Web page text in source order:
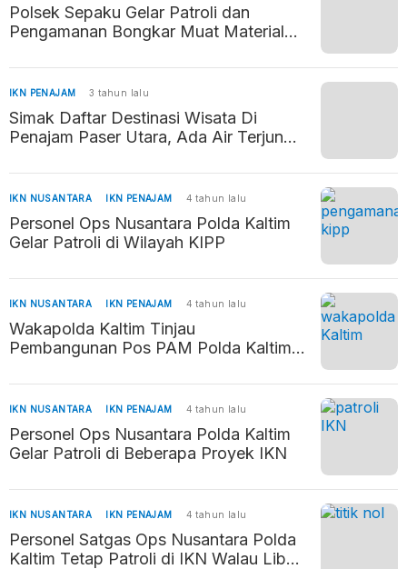
Polsek Sepaku Gelar Patroli dan
Pengamanan Bongkar Muat Material
IKN PENAJAM 3 tahun lalu
Simak Daftar Destinasi Wisata Di
Penajam Paser Utara, Ada Air Terjun
IKN NUSANTARA IKN PENAJAM 4 tahun lalu
Personel Ops Nusantara Polda Kaltim
Gelar Patroli di Wilayah KIPP
IKN NUSANTARA IKN PENAJAM 4 tahun lalu
Wakapolda Kaltim Tinjau
Pembangunan Pos PAM Polda Kaltim
IKN NUSANTARA IKN PENAJAM 4 tahun lalu
Personel Ops Nusantara Polda Kaltim
Gelar Patroli di Beberapa Proyek IKN
IKN NUSANTARA IKN PENAJAM 4 tahun lalu
Personel Satgas Ops Nusantara Polda
Kaltim Tetap Patroli di IKN Walau Libur